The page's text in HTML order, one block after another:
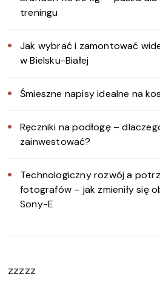
treningu
Jak wybrać i zamontować
w Bielsku-Białej
Śmieszne napisy idealne na
Ręczniki na podłogę –
zainwestować?
Technologiczny rozwój a
fotografów – jak zmieniły się
Sony-E
zzzzz